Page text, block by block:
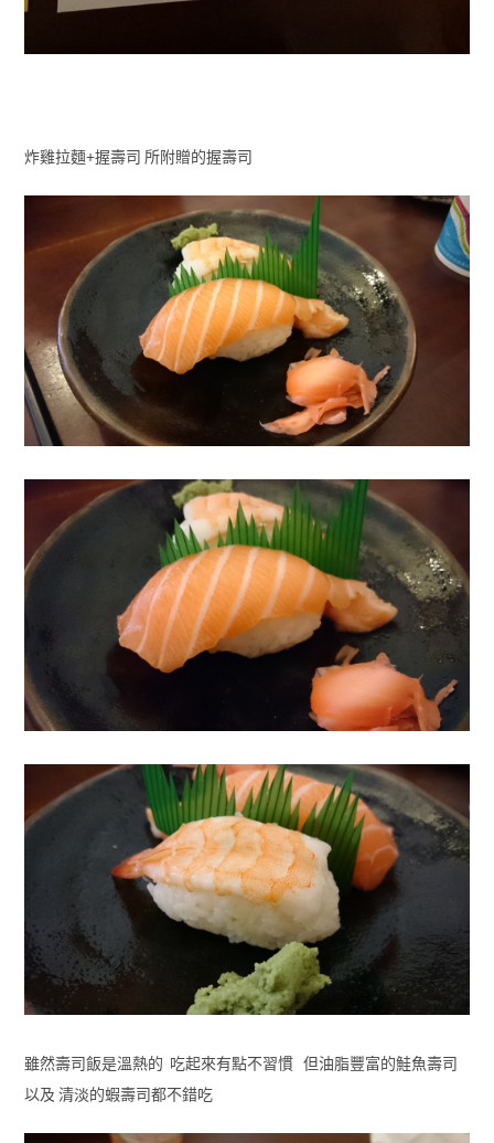
炸雞拉麵+握壽司 所附贈的握壽司
雖然壽司飯是溫熱的 吃起來有點不習慣 但油脂豐富的鮭魚壽司
以及 清淡的蝦壽司都不錯吃